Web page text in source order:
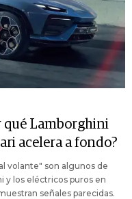
qué Lamborghini
acelera a fondo?
volante" son algunos de
y los eléctricos puros en
señales parecidas.